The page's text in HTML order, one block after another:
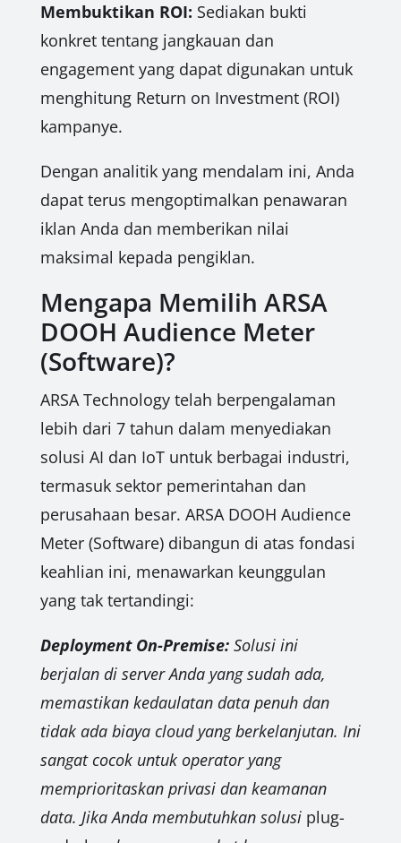
Membuktikan ROI: Sediakan bukti
konkret tentang jangkauan dan
engagement yang dapat digunakan untuk
menghitung Return on Investment (ROI)
kampanye.
Dengan analitik yang mendalam ini, Anda
dapat terus mengoptimalkan penawaran
iklan Anda dan memberikan nilai
maksimal kepada pengiklan.
Mengapa Memilih ARSA
DOOH Audience Meter
(Software)?
ARSA Technology telah berpengalaman
lebih dari 7 tahun dalam menyediakan
solusi AI dan IoT untuk berbagai industri,
termasuk sektor pemerintahan dan
perusahaan besar. ARSA DOOH Audience
Meter (Software) dibangun di atas fondasi
keahlian ini, menawarkan keunggulan
yang tak tertandingi:
Deployment On-Premise:Solusi ini
berjalan di server Anda yang sudah ada,
memastikan kedaulatan data penuh dan
tidak ada biaya cloud yang berkelanjutan. Ini
sangat cocok untuk operator yang
memprioritaskan privasi dan keamanan
data. Jika Anda membutuhkan solusi plug-